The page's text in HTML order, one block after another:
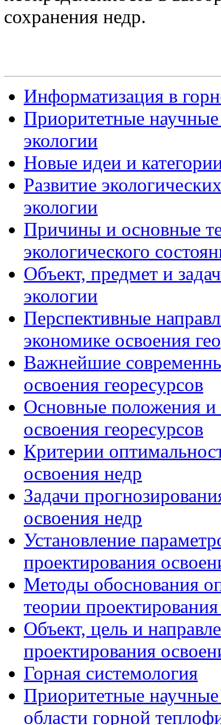
сохранения недр.
Информатизация в
Приоритетные научные
экологии
Новые идеи и
Развитие
экологии
Причины и основные
экологического
Объект, предмет и
экологии
Перспективные
экономике освоения
Важнейшие
освоения георесурсов
Основные положения и
освоения георесурсов
Критерии
освоения недр
Задачи
освоения недр
Установление
проектирования
Методы обоснования
теории
Объект, цель и
проектирования
Горная системология
Приоритетные научные
области горной